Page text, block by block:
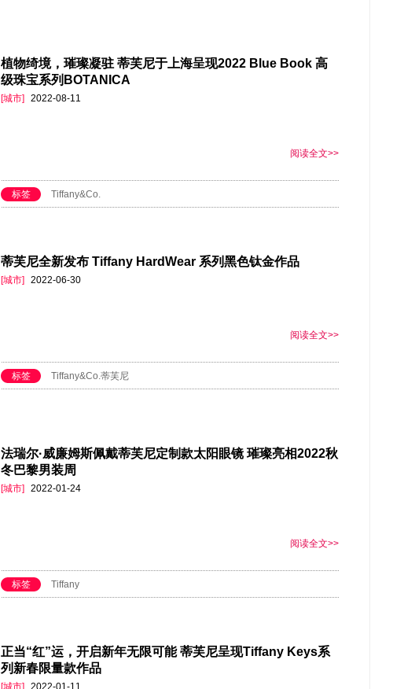
植物绮境，璀璨凝驻 蒂芙尼于上海呈现2022 Blue Book 高
级珠宝系列BOTANICA
[城市] 2022-08-11
阅读全文>>
标签 Tiffany&Co.
蒂芙尼全新发布 Tiffany HardWear 系列黑色钛金作品
[城市] 2022-06-30
阅读全文>>
标签 Tiffany&Co.蒂芙尼
法瑞尔·威廉姆斯佩戴蒂芙尼定制款太阳眼镜 璀璨亮相2022秋
冬巴黎男装周
[城市] 2022-01-24
阅读全文>>
标签 Tiffany
正当“红”运，开启新年无限可能 蒂芙尼呈现Tiffany Keys系
列新春限量款作品
[城市] 2022-01-11